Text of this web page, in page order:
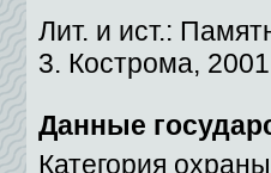
Лит. и ист.:
3. Кострома,
Данные
Категория